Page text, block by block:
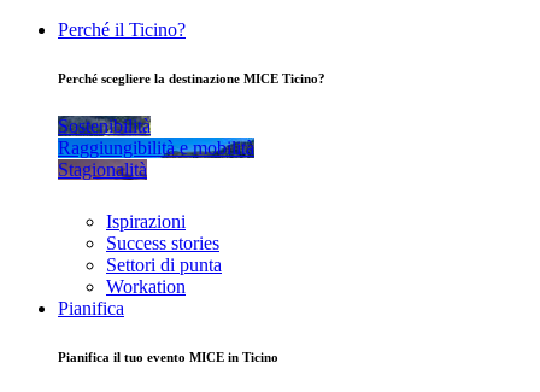
Perché il Ticino?
Perché scegliere la destinazione MICE Ticino?
Sostenibilità
Raggiungibilità e mobilità
Stagionalità
Ispirazioni
Success stories
Settori di punta
Workation
Pianifica
Pianifica il tuo evento MICE in Ticino